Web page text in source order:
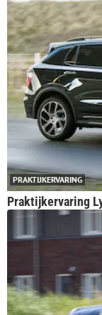
Met zijn plug-in
Lynk & Co 01 het
XC40,Hyundai
MG EHS.
PRAKTIJKERVARING
Praktijkervaring